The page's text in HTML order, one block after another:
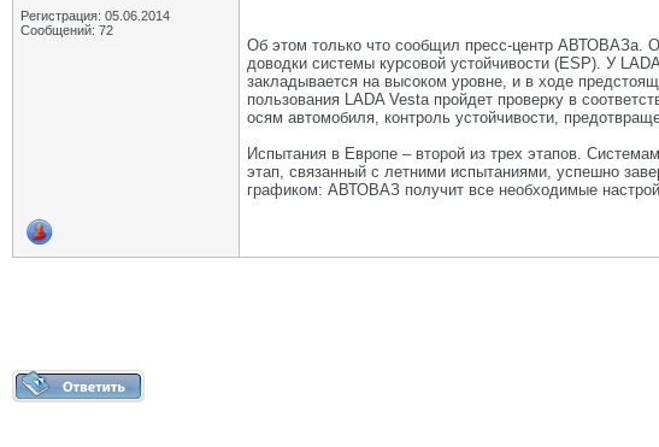
Регистрация: 05.06.2014
Сообщений: 72
Об этом только что сообщил пресс-центр АВТОВАЗа.
доводки системы курсовой устойчивости (ESP). У
закладывается на высоком уровне, и в ходе
пользования LADA Vesta пройдет проверку в
осям автомобиля, контроль устойчивости,
Испытания в Европе – второй из трех этапов.
этап, связанный с летними испытаниями, успешно
графиком: АВТОВАЗ получит все необходимые